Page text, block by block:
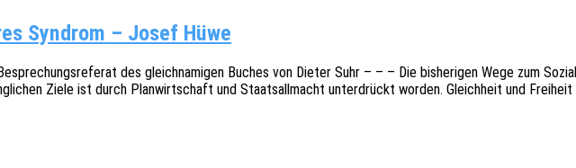
Syndrom – Josef Hüwe
des gleich­na­mi­gen Buches von Dieter Suhr – – – Die bishe­ri­gen Wege zum
Ziele ist durch Plan­wirt­schaft und Staats­all­macht unter­drückt worden. Gleich­heit und Frei­heit